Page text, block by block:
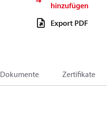
hinzufügen
Export PDF
Dokumente Zertifikate